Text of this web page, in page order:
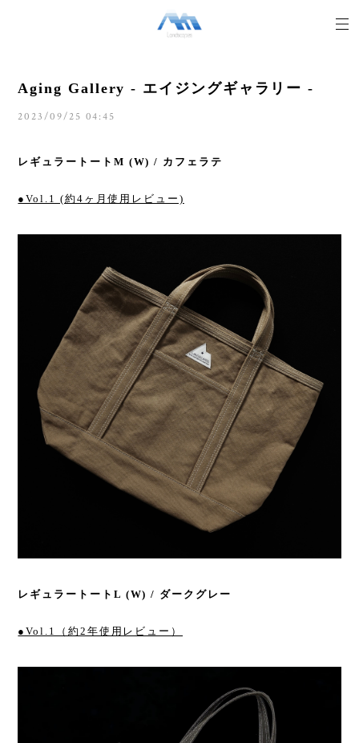
Aging Gallery - エイジングギャラリー -
2023/09/25 04:45
レギュラートートM (W) / カフェラテ
●Vol.1 (約4ヶ月使用レビュー)
レギュラートートL (W) / ダークグレー
●Vol.1（約2年使用レビュー）